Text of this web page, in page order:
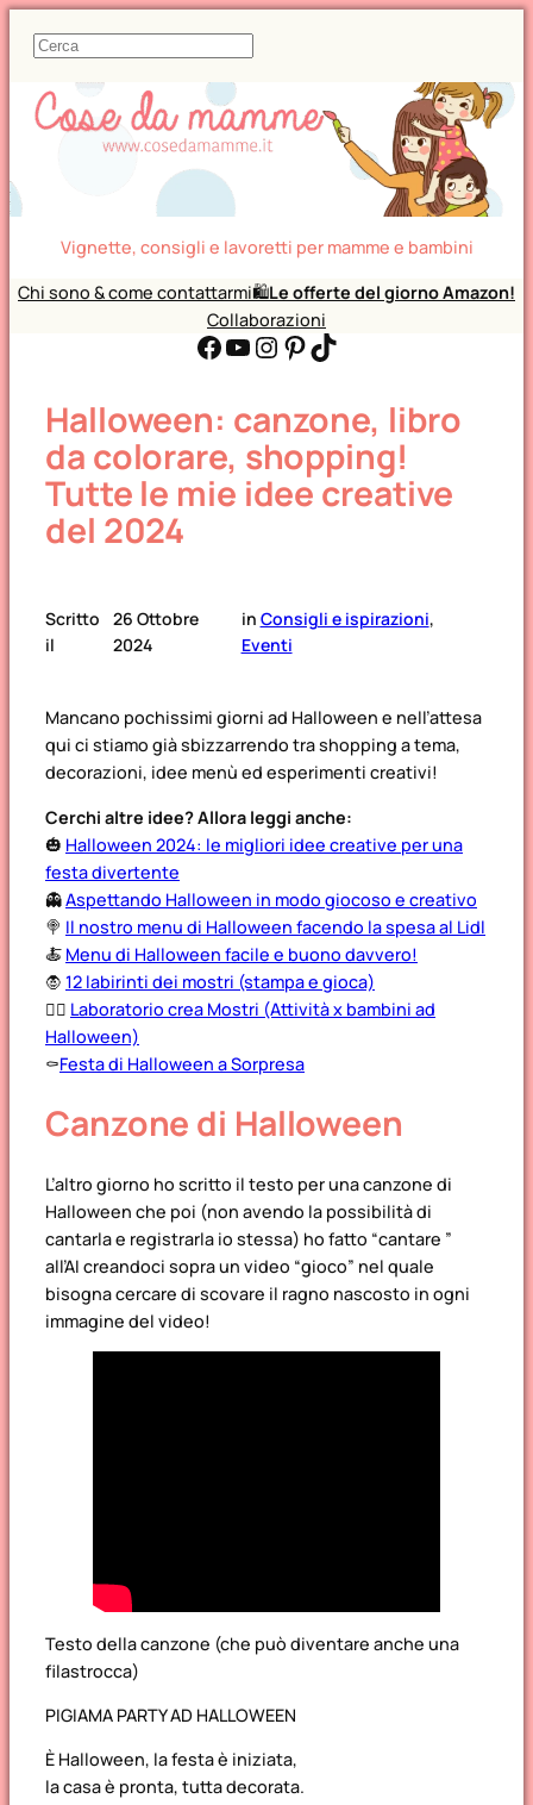
C
r
c
Vignette, consigli e lavoretti per mamme e bambini
Chi sono & come contattarmi🛍️Le offerte del giorno Amazon!
Collaborazioni
Facebook YouTube Instagram Pinterest TikTok
Halloween: canzone, libro
da colorare, shopping!
Tutte le mie idee creative
del 2024
Scritto
il
26 Ottobre
2024
in Consigli e ispirazioni
Eventi
Mancano pochissimi giorni ad Halloween e nell’attesa
qui ci stiamo già sbizzarrendo tra shopping a tema,
decorazioni, idee menù ed esperimenti creativi!
Cerchi altre idee? Allora leggi anche:
🎃 Halloween 2024: le migliori idee creative per una
festa divertente
👻Aspettando Halloween in modo giocoso e creativo
🍭 Il nostro menu di Halloween facendo la spesa al Lidl
🍝 Menu di Halloween facile e buono davvero!
🧛 12 labirinti dei mostri (stampa e gioca)
🧟‍♂️ Laboratorio crea Mostri (Attività x bambini ad
Halloween)
⚰️Festa di Halloween a Sorpresa
Canzone di Halloween
L’altro giorno ho scritto il testo per una canzone di
Halloween che poi (non avendo la possibilità di
cantarla e registrarla io stessa) ho fatto “cantare ”
all’AI creandoci sopra un video “gioco” nel quale
bisogna cercare di scovare il ragno nascosto in ogni
immagine del video!
Testo della canzone (che può diventare anche una
filastrocca)
PIGIAMA PARTY AD HALLOWEEN
È Halloween, la festa è iniziata,
la casa è pronta, tutta decorata.